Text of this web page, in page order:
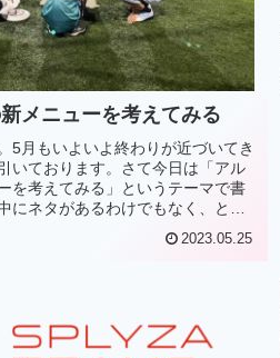
メニューを考えてみる
5月もいよいよ終わりが近づいてき
いております。さて今日は「アル
を考えてみる」というテーマで書
にネタがあるわけでもなく、とり
2023.05.25